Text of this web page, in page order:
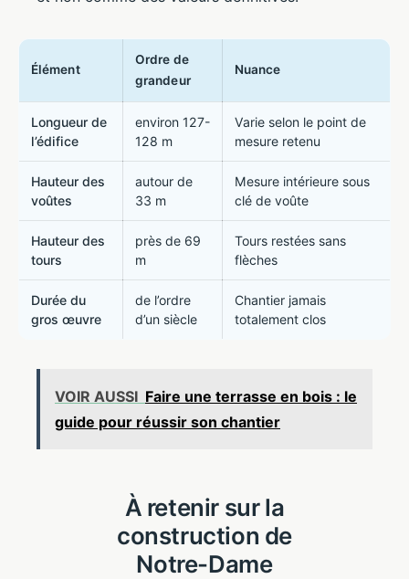
Élément
Ordre de
grandeur
Nuance
Longueur de
l’édifice
environ 127-
128 m
Varie selon le point de
mesure retenu
Hauteur des
voûtes
autour de
33 m
Mesure intérieure sous
clé de voûte
Hauteur des
tours
près de 69
m
Tours restées sans
flèches
Durée du
gros œuvre
de l’ordre
d’un siècle
Chantier jamais
totalement clos
VOIR AUSSI Faire une terrasse en bois : le
guide pour réussir son chantier
À retenir sur la
construction de
Notre-Dame